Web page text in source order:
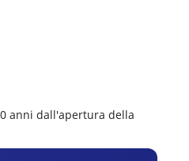
anni dall'apertura della